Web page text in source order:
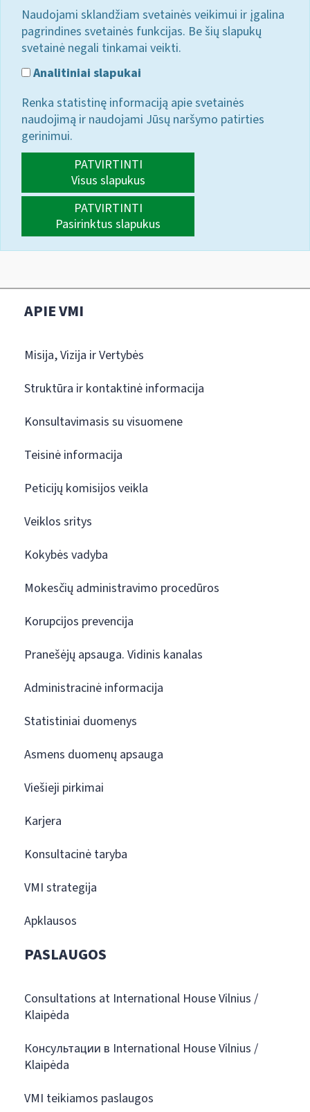
Naudojami sklandžiam svetainės veikimui ir įgalina
pagrindines svetainės funkcijas. Be šių slapukų
svetainė negali tinkamai veikti.
Analitiniai slapukai
Renka statistinę informaciją apie svetainės
naudojimą ir naudojami Jūsų naršymo patirties
gerinimui.
PATVIRTINTI
Visus slapukus
PATVIRTINTI
Pasirinktus slapukus
APIE VMI
Misija, Vizija ir Vertybės
Struktūra ir kontaktinė informacija
Konsultavimasis su visuomene
Teisinė informacija
Peticijų komisijos veikla
Veiklos sritys
Kokybės vadyba
Mokesčių administravimo procedūros
Korupcijos prevencija
Pranešėjų apsauga. Vidinis kanalas
Administracinė informacija
Statistiniai duomenys
Asmens duomenų apsauga
Viešieji pirkimai
Karjera
Konsultacinė taryba
VMI strategija
Apklausos
PASLAUGOS
Consultations at International House Vilnius /
Klaipėda
Консультации в International House Vilnius /
Klaipėda
VMI teikiamos paslaugos